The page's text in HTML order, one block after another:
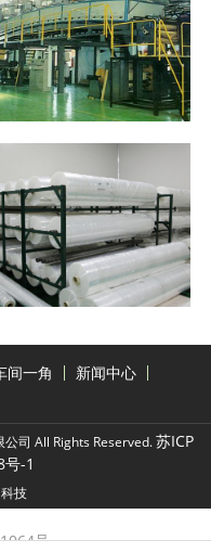
间一角
新闻中心
司 All Rights Reserved.苏ICP
-1
技
号